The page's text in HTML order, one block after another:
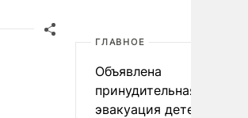
ГЛАВНОЕ
Объявлена
принудительная
эвакуация детей в